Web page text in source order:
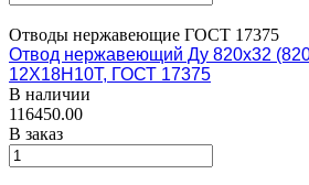
Отводы нержавеющие ГОСТ 17375
Отвод нержавеющий Ду 820х32
12Х18Н10Т, ГОСТ 17375
В наличии
116450.00
В заказ